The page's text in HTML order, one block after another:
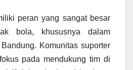
peran yang sangat besar
bola, khususnya dalam
Komunitas suporter
pada mendukung tim di